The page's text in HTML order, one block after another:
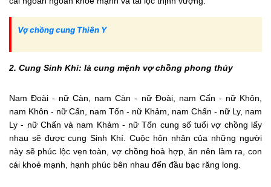
Vợ chồng cung Thiên Y
2. Cung Sinh Khí: là cung mệnh vợ chồng phong thủy
Nam Đoài - nữ Càn, nam Càn - nữ Đoài, nam Cấn - nữ Khôn,
nam Khôn - nữ Cấn, nam Tốn - nữ Khảm, nam Chấn - nữ Ly, nam
Ly - nữ Chấn và nam Khảm - nữ Tốn cung số tuổi vợ chồng lấy
nhau sẽ được cung Sinh Khí. Cuộc hôn nhân của những người
này sẽ phúc lộc vẹn toàn, vợ chồng hoà hợp, ăn nên làm ra, con
cái khoẻ mạnh, hạnh phúc bên nhau đến đầu bạc răng long.